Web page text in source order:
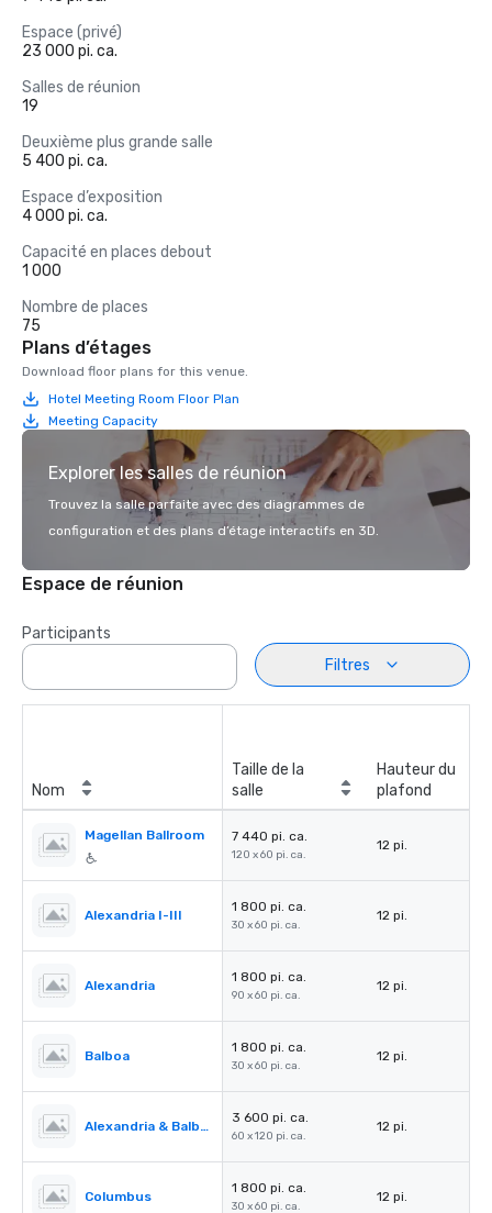
Espace (privé)
23 000 pi. ca.
Salles de réunion
19
Deuxième plus grande salle
5 400 pi. ca.
Espace d’exposition
4 000 pi. ca.
Capacité en places debout
1 000
Nombre de places
75
Plans d’étages
Download floor plans for this venue.
Hotel Meeting Room Floor Plan
Meeting Capacity
Explorer les salles de réunion
Trouvez la salle parfaite avec des diagrammes de
configuration et des plans d’étage interactifs en 3D.
Espace de réunion
Participants
Filtres
Nom
Taille de la
salle
Hauteur du
plafond
Magellan Ballroom 7 440 pi. ca.
120 x 60 pi. ca.
12 pi.
Alexandria I-III
1 800 pi. ca.
30 x 60 pi. ca.
12 pi.
Alexandria
1 800 pi. ca.
90 x 60 pi. ca.
12 pi.
Balboa
1 800 pi. ca.
30 x 60 pi. ca.
12 pi.
Alexandria & Balboa
3 600 pi. ca.
60 x 120 pi. ca.
12 pi.
Columbus
1 800 pi. ca.
30 x 60 pi. ca.
12 pi.